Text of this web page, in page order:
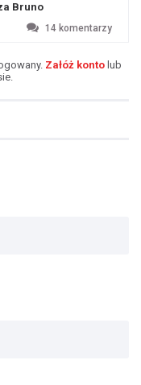
Bruno
14 komentarzy
Załóż kontolub